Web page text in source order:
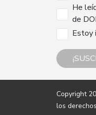
He
de
Estoy
Copyright
los